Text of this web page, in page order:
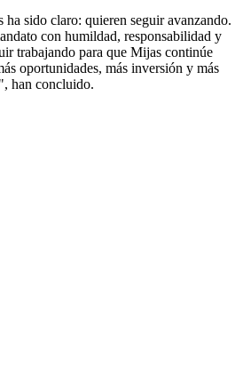
ha sido claro: quieren seguir avanzando.
con humildad, responsabilidad y
trabajando para que Mijas continúe
oportunidades, más inversión y más
han concluido.